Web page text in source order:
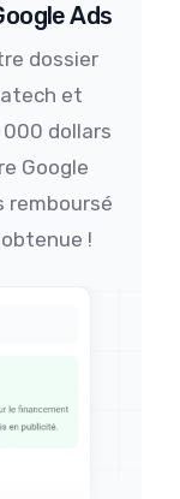
Ads
dossier
et
000 dollars
Google
remboursé
obtenue !